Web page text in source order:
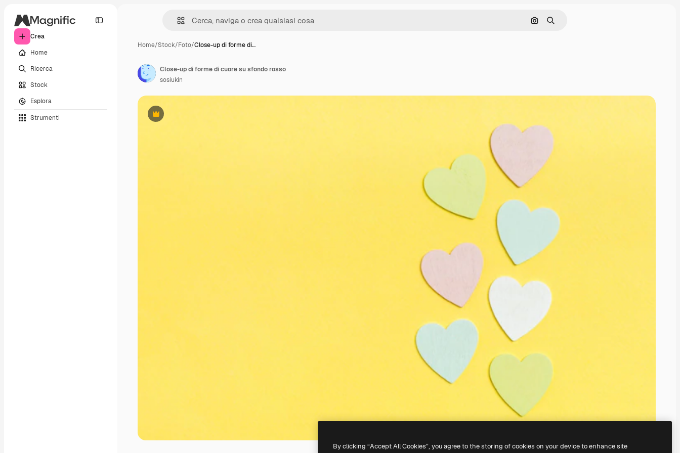
Crea
Home
Ricerca
Stock
Esplora
Strumenti
Cerca per immagine
Ricerca
Home/Stock/Foto/Close-up di forme di…
Premium
Close-up di forme di cuore su sfondo rosso
sosiukin
By clicking “Accept All Cookies”, you agree to the storing of cookies on your device to enhance site